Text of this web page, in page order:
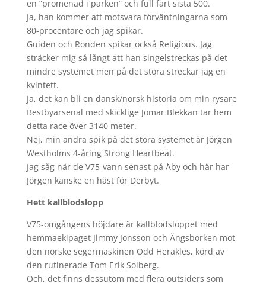
en ”promenad i parken” och full fart sista 500.
Ja, han kommer att motsvara förväntningarna som
80-procentare och jag spikar.
Guiden och Ronden spikar också Religious. Jag
sträcker mig så långt att han singelstreckas på det
mindre systemet men på det stora streckar jag en
kvintett.
Ja, det kan bli en dansk/norsk historia om min rysare
Bestbyarsenal med skicklige Jomar Blekkan tar hem
detta race över 3140 meter.
Nej, min andra spik på det stora systemet är Jörgen
Westholms 4-åring Strong Heartbeat.
Jag såg när de V75-vann senast på Åby och här har
Jörgen kanske en häst för Derbyt.
Hett kallblodslopp
V75-omgångens höjdare är kallblodsloppet med
hemmaekipaget Jimmy Jonsson och Ängsborken mot
den norske segermaskinen Odd Herakles, körd av
den rutinerade Tom Erik Solberg.
Och, det finns dessutom med flera outsiders som